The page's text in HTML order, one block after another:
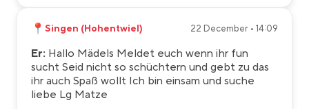
📍 Singen (Hohentwiel) 22 December • 14:09
Er: Hallo Mädels Meldet euch wenn ihr fun
sucht Seid nicht so schüchtern und gebt zu das
ihr auch Spaß wollt Ich bin einsam und suche
liebe Lg Matze